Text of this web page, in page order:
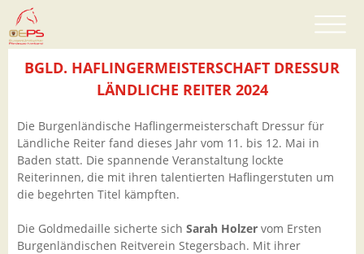
BGLD. HAFLINGERMEISTERSCHAFT DRESSUR
LÄNDLICHE REITER 2024
Die Burgenländische Haflingermeisterschaft Dressur für
Ländliche Reiter fand dieses Jahr vom 11. bis 12. Mai in
Baden statt. Die spannende Veranstaltung lockte
Reiterinnen, die mit ihren talentierten Haflingerstuten um
die begehrten Titel kämpften.
Die Goldmedaille sicherte sich Sarah Holzervom Ersten
Burgenländischen Reitverein Stegersbach. Mit ihrer